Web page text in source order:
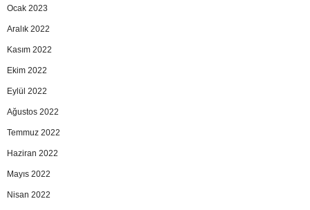
Ocak 2023
Aralık 2022
Kasım 2022
Ekim 2022
Eylül 2022
Ağustos 2022
Temmuz 2022
Haziran 2022
Mayıs 2022
Nisan 2022